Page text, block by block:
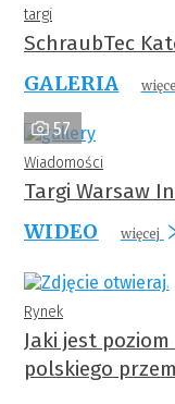
targi
SchraubTec
GALERIA
57
Wiadomości
Targi Warsaw
WIDEO
więcej
Rynek
Jaki jest
polskiego